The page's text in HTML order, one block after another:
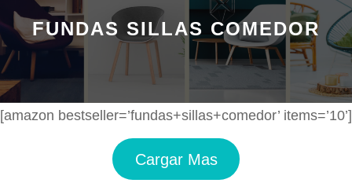
FUNDAS SILLAS COMEDOR
[amazon bestseller=’fundas+sillas+comedor’ items=’10’]
Cargar Mas